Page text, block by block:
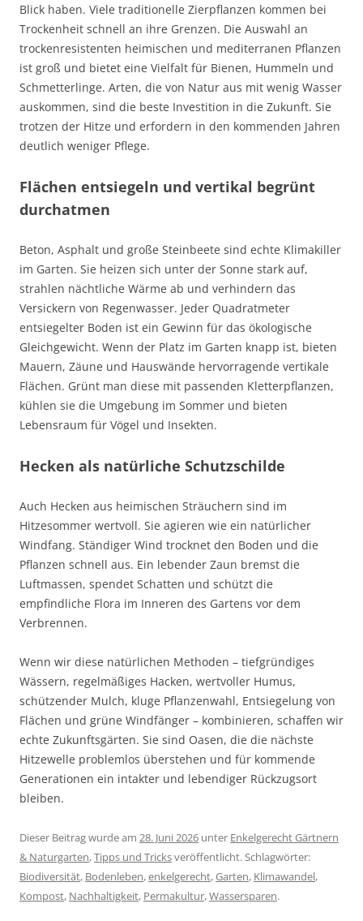
Blick haben. Viele traditionelle Zierpflanzen kommen bei
Trockenheit schnell an ihre Grenzen. Die Auswahl an
trockenresistenten heimischen und mediterranen Pflanzen
ist groß und bietet eine Vielfalt für Bienen, Hummeln und
Schmetterlinge. Arten, die von Natur aus mit wenig Wasser
auskommen, sind die beste Investition in die Zukunft. Sie
trotzen der Hitze und erfordern in den kommenden Jahren
deutlich weniger Pflege.
Flächen entsiegeln und vertikal begrünt
durchatmen
Beton, Asphalt und große Steinbeete sind echte Klimakiller
im Garten. Sie heizen sich unter der Sonne stark auf,
strahlen nächtliche Wärme ab und verhindern das
Versickern von Regenwasser. Jeder Quadratmeter
entsiegelter Boden ist ein Gewinn für das ökologische
Gleichgewicht. Wenn der Platz im Garten knapp ist, bieten
Mauern, Zäune und Hauswände hervorragende vertikale
Flächen. Grünt man diese mit passenden Kletterpflanzen,
kühlen sie die Umgebung im Sommer und bieten
Lebensraum für Vögel und Insekten.
Hecken als natürliche Schutzschilde
Auch Hecken aus heimischen Sträuchern sind im
Hitzesommer wertvoll. Sie agieren wie ein natürlicher
Windfang. Ständiger Wind trocknet den Boden und die
Pflanzen schnell aus. Ein lebender Zaun bremst die
Luftmassen, spendet Schatten und schützt die
empfindliche Flora im Inneren des Gartens vor dem
Verbrennen.
Wenn wir diese natürlichen Methoden – tiefgründiges
Wässern, regelmäßiges Hacken, wertvoller Humus,
schützender Mulch, kluge Pflanzenwahl, Entsiegelung von
Flächen und grüne Windfänger – kombinieren, schaffen wir
echte Zukunftsgärten. Sie sind Oasen, die die nächste
Hitzewelle problemlos überstehen und für kommende
Generationen ein intakter und lebendiger Rückzugsort
bleiben.
Dieser Beitrag wurde am 28. Juni 2026 unter Enkelgerecht Gärtnern
& Naturgarten,Tipps und Tricksveröffentlicht. Schlagwörter:
Biodiversität, Bodenleben,enkelgerecht,Garten, Klimawandel,
Kompost, Nachhaltigkeit, Permakultur,Wassersparen.